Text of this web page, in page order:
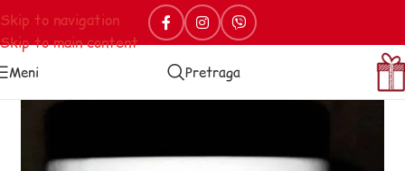
Skip to navigation
Skip to main content
Meni Pretraga